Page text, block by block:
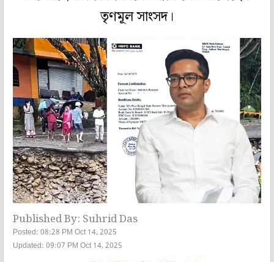
তৃণমূল সাংসদ।
Published By: Suhrid Das
Posted: 08:28 PM Oct 14, 2025
Updated: 09:07 PM Oct 14, 2025